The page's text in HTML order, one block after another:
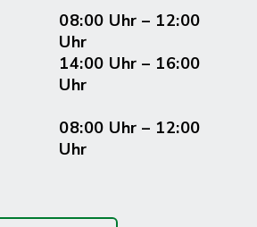
08:00 Uhr – 12:00
Uhr
14:00 Uhr – 16:00
Uhr
08:00 Uhr – 12:00
Uhr